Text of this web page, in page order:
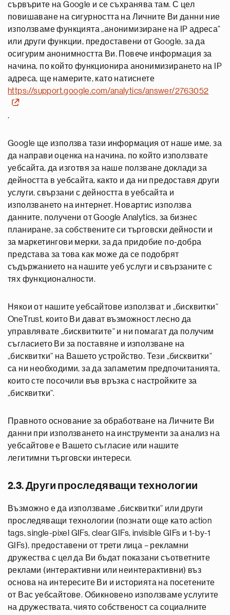
сървърите на Google и се съхранява там. С цел
повишаване на сигурността на Личните Ви данни ние
използваме функцията „анонимизиране на IP адреса“
или други функции, предоставени от Google, за да
осигурим анонимността Ви. Повече информация за
начина, по който функционира анонимизирането на IP
адреса, ще намерите, като натиснете
https://support.google.com/analytics/answer/2763052
.
Google ще използва тази информация от наше име, за
да направи оценка на начина, по който използвате
уебсайта, да изготвя за наше ползване доклади за
дейността в уебсайта, както и да ни предоставя други
услуги, свързани с дейността в уебсайта и
използването на интернет. Новартис използва
данните, получени от Google Analytics, за бизнес
планиране, за собствените си търговски дейности и
за маркетингови мерки, за да придобие по-добра
представа за това как може да се подобрят
съдържанието на нашите уеб услуги и свързаните с
тях функционалности.
Някои от нашите уебсайтове използват и „бисквитки“
OneTrust, които Ви дават възможност лесно да
управлявате „бисквитките“ и ни помагат да получим
съгласието Ви за поставяне и използване на
„бисквитки“ на Вашето устройство. Тези „бисквитки“
са ни необходими, за да запаметим предпочитанията,
които сте посочили във връзка с настройките за
„бисквитки“.
Правното основание за обработване на Личните Ви
данни при използването на инструменти за анализ на
уебсайтове е Вашето съгласие или нашите
легитимни търговски интереси.
2.3. Други проследяващи технологии
Възможно е да използваме „бисквитки“ или други
проследяващи технологии (познати още като action
tags, single-pixel GIFs, clear GIFs, invisible GIFs и 1-by-1
GIFs), предоставени от трети лица – рекламни
дружества с цел да Ви бъдат показани съответните
реклами (интерактивни или неинтерактивни) въз
основа на интересите Ви и историята на посетените
от Вас уебсайтове. Обикновено използваме услугите
на дружествата, чиято собственост са социалните